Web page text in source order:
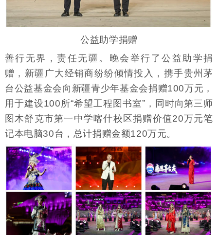
公益助学捐赠
善行无界，责任无疆。晚会举行了公益助学捐
赠，新疆广大经销商纷纷倾情投入，携手贵州茅
台公益基金会向新疆青少年基金会捐赠100万元，
用于建设100所“希望工程图书室”，同时向第三师
图木舒克市第一中学喀什校区捐赠价值20万元笔
记本电脑30台，总计捐赠金额120万元。